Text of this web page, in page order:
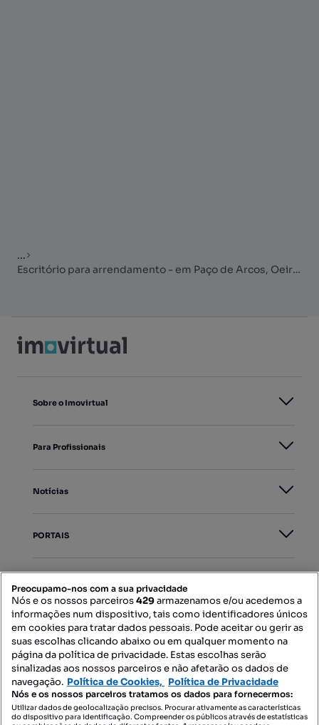
...
Escritório para arrendamento - em Paço de Arcos, Oeiras
Sobre o Imovirtual
Para Profissionais
Notícias
PORTAIS
Contacte-nos
SIGA-NOS:
Preocupamo-nos com a sua privacidade
Nós e os nossos parceiros429armazenamos e/ou acedemos a
informações num dispositivo, tais como identificadores únicos
em cookies para tratar dados pessoais. Pode aceitar ou gerir as
suas escolhas clicando abaixo ou em qualquer momento na
página da política de privacidade. Estas escolhas serão
sinalizadas aos nossos parceiros e não afetarão os dados de
navegação. Política de Cookies, Política de Privacidade
Nós e os nossos parceiros tratamos os dados para fornecermos:
Utilizar dados de geolocalização precisos. Procurar ativamente as características
do dispositivo para identificação. Compreender os públicos através de estatísticas